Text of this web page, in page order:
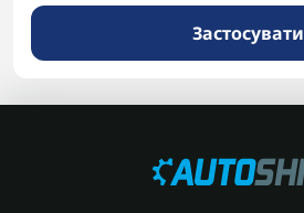
Застосувати